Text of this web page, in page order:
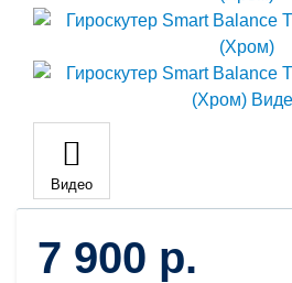
Видео
7 900 р.